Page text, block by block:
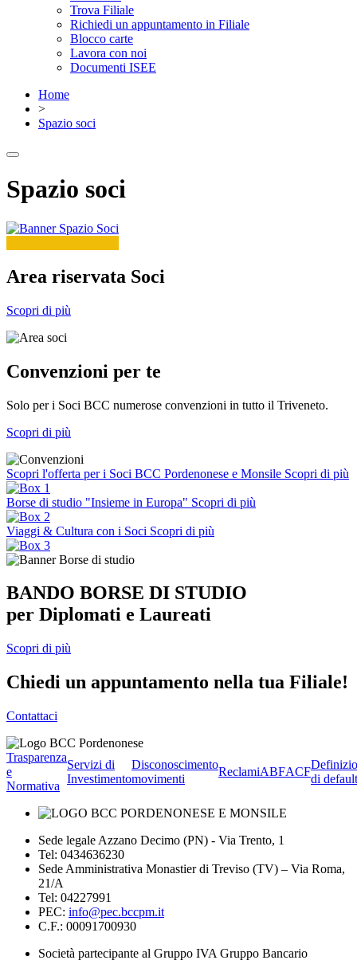
Trova Filiale
Richiedi un appuntamento in Filiale
Blocco carte
Lavora con noi
Documenti ISEE
Home
>
Spazio soci
Spazio soci
Area riservata Soci
Scopri di più
Convenzioni per te
Solo per i Soci BCC numerose convenzioni in tutto il Triveneto.
Scopri di più
Scopri l'offerta per i Soci BCC Pordenonese e Monsile Scopri di più
Borse di studio "Insieme in Europa" Scopri di più
Viaggi & Cultura con i Soci Scopri di più
BANDO BORSE DI STUDIO
per Diplomati e Laureati
Scopri di più
Chiedi un appuntamento nella tua Filiale!
Contattaci
Trasparenza
e
Normativa
Servizi di
Investimento
Disconoscimento
movimenti
ReclamiABFACF
di default
Sede legale Azzano Decimo (PN) - Via Trento, 1
Tel: 0434636230
Sede Amministrativa Monastier di Treviso (TV) – Via Roma,
21/A
Tel: 04227991
PEC: info@pec.bccpm.it
C.F.: 00091700930
Società partecipante al Gruppo IVA Gruppo Bancario